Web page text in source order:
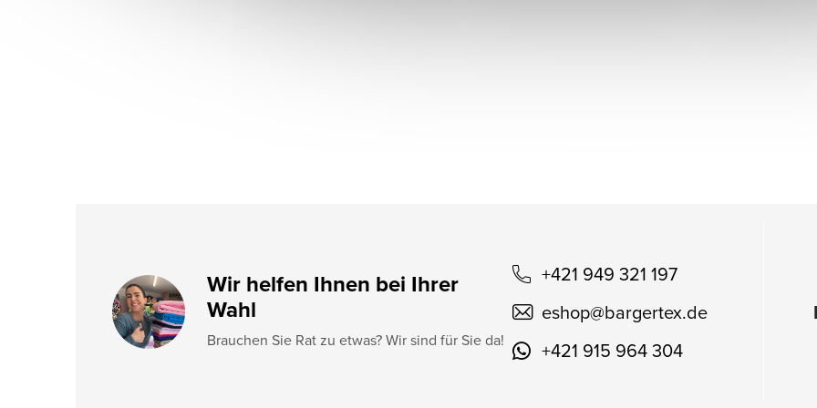
Wir helfen Ihnen bei Ihrer
Wahl
Brauchen Sie Rat zu etwas? Wir sind für Sie da!
+421 949 321 197
eshop@bargertex.de
+421 915 964 304